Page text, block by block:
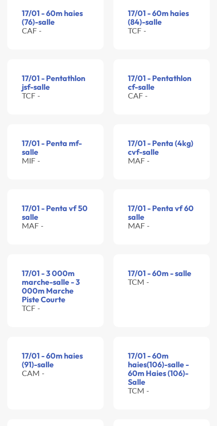
17/01 - 60m haies
(76)-salle
CAF -
17/01 - 60m haies
(84)-salle
TCF -
17/01 - Pentathlon
jsf-salle
TCF -
17/01 - Pentathlon
cf-salle
CAF -
17/01 - Penta mf-
salle
MIF -
17/01 - Penta (4kg)
cvf-salle
MAF -
17/01 - Penta vf 50
salle
MAF -
17/01 - Penta vf 60
salle
MAF -
17/01 - 3 000m
marche-salle - 3
000m Marche
Piste Courte
TCF -
17/01 - 60m - salle
TCM -
17/01 - 60m haies
(91)-salle
CAM -
17/01 - 60m
haies(106)-salle -
60m Haies (106)-
Salle
TCM -